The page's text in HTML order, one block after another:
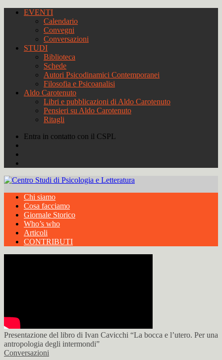
EVENTI
Calendario
Convegni
Conversazioni
STUDI
Biblioteca
Schede
Autori Psicodinamici Contemporanei
Filosofia e Psicoanalisi
Aldo Carotenuto
Libri e pubblicazioni di Aldo Carotenuto
Pensieri su Aldo Carotenuto
Ritagli
Entra in contatto con il CSPL
Chi siamo
Cosa facciamo
Giornale Storico
Who’s who
Articoli
CONTRIBUTI
Presentazione del libro di Ivan Cavicchi “La bocca e l’utero. Per una
antropologia degli intermondi”
Conversazioni